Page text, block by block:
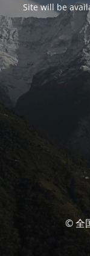
Site will be
© 全